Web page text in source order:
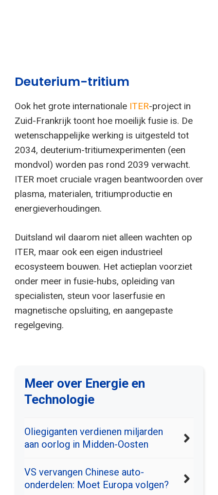
Deuterium-tritium
Ook het grote internationale ITER-project in
Zuid-Frankrijk toont hoe moeilijk fusie is. De
wetenschappelijke werking is uitgesteld tot
2034, deuterium-tritiumexperimenten (een
mondvol) worden pas rond 2039 verwacht.
ITER moet cruciale vragen beantwoorden over
plasma, materialen, tritiumproductie en
energieverhoudingen.
Duitsland wil daarom niet alleen wachten op
ITER, maar ook een eigen industrieel
ecosysteem bouwen. Het actieplan voorziet
onder meer in fusie-hubs, opleiding van
specialisten, steun voor laserfusie en
magnetische opsluiting, en aangepaste
regelgeving.
Meer over Energie en
Technologie
Oliegiganten verdienen miljarden
aan oorlog in Midden-Oosten
VS vervangen Chinese auto-
onderdelen: Moet Europa volgen?